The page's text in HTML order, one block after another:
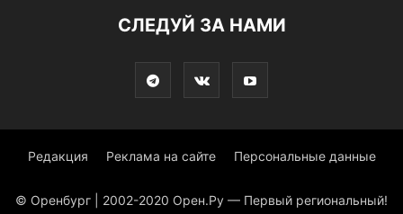
СЛЕДУЙ ЗА НАМИ
Редакция Реклама на сайте Персональные данные
© Оренбург | 2002-2020 Орен.Ру — Первый региональный!